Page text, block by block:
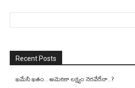
Recent Posts
ఖమేనీ ఖతం.. అమెరికా లక్ష్యం నెరవేరేనా..?